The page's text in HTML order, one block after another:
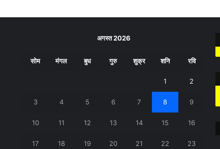
अगस्त 2026
सोम मंगल बुध गुरु शुक्र शनि रवि
1 2
3 4 5 6 7 8 9
10 11 12 13 14 15 16
17 18 19 20 21 22 23